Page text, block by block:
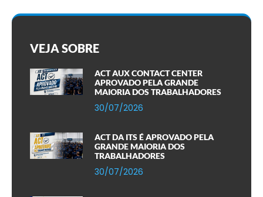
VEJA SOBRE
ACT AUX CONTACT CENTER
APROVADO PELA GRANDE
MAIORIA DOS TRABALHADORES
30/07/2026
ACT DA ITS É APROVADO PELA
GRANDE MAIORIA DOS
TRABALHADORES
30/07/2026